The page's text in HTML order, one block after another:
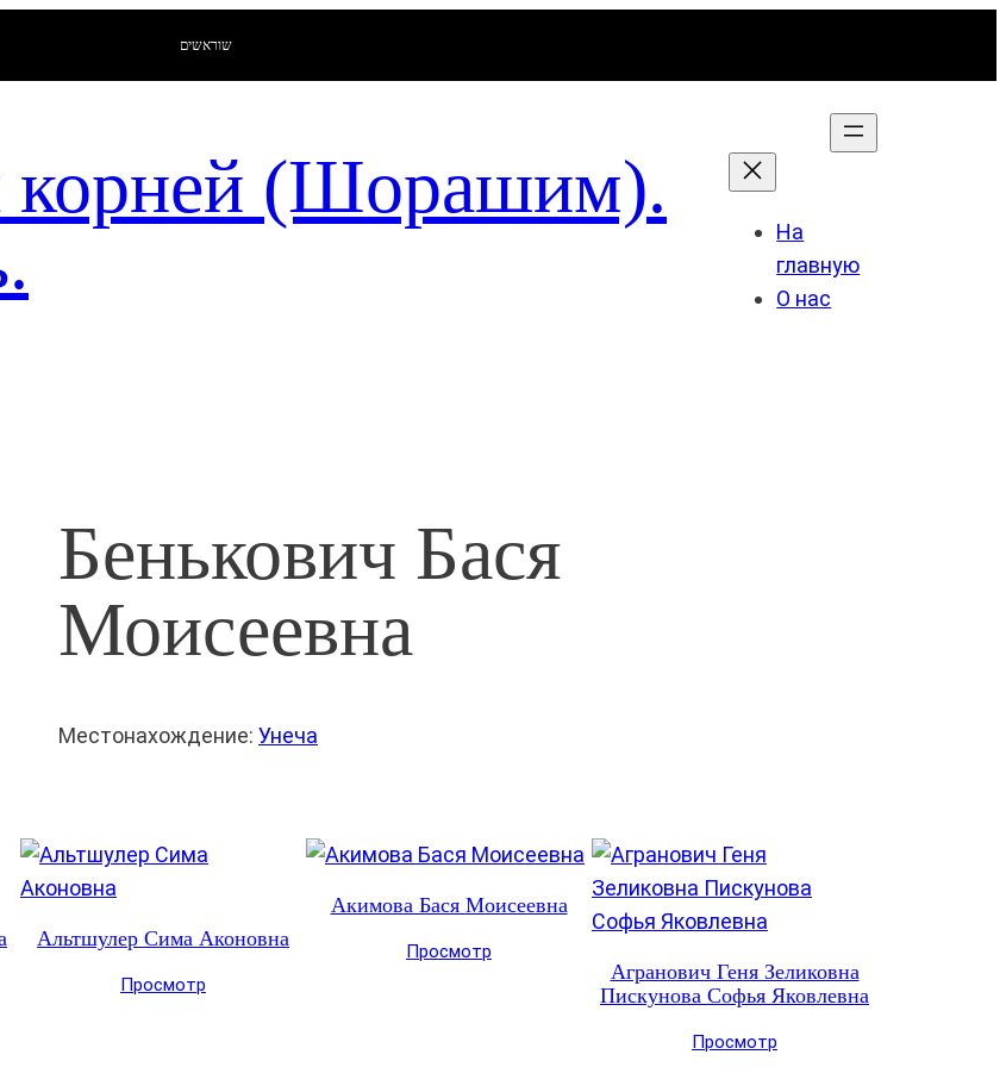
שוראשים
корней (Шорашим).
На
главную
О нас
Бенькович Бася
Моисеевна
Местонахождение: Унеча
Альтшулер Сима Аконовна
Просмотр
Акимова Бася Моисеевна
Просмотр
Агранович Геня Зеликовна
Пискунова Софья Яковлевна
Просмотр